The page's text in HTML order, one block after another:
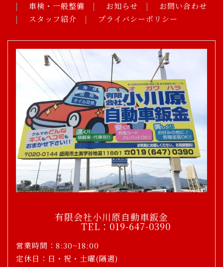
車検・一般整備
お知らせ
お問い合わせ
スタッフ紹介
プライバシーポリシー
有限会社小川原自動車鈑金
TEL：019-647-0390
営業時間：8:30~18:00
定休日：日・祝・土曜(隔週)